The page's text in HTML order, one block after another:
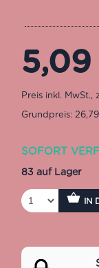
5,09
Grundpreis:
SOFORT
83 auf Lager
IN